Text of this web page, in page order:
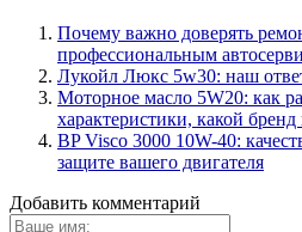
Почему важно доверять
профессиональным
Лукойл Люкс 5w30: наш
Моторное масло 5W20: как
характеристики, какой бренд
BP Visco 3000 10W-40:
защите вашего двигателя
Добавить комментарий